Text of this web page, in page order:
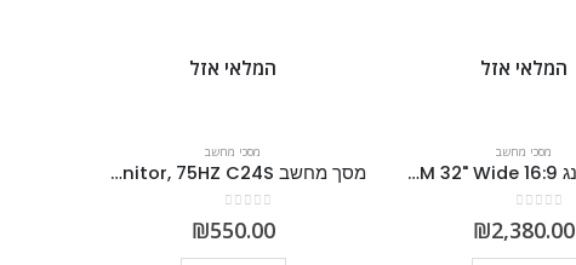
המלאי אזל
מסכי מחשב
מסך סמסונג U32R590CWM 32" Wide 16:9
0
out of 5
₪2,380.00
המלאי אזל
מסכי מחשב
מסך מחשב MAG 24" Curved Gaming led Monitor, 75HZ C24S
0
out of 5
₪550.00